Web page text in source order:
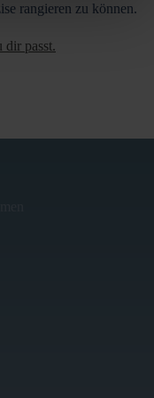
rangieren zu können.
dir passt.